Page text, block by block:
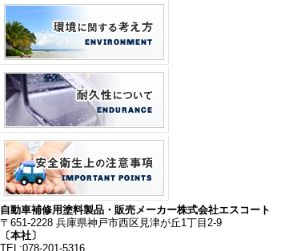
自動車補修用塗料製品・販売メーカー株式会社エスコート
〒651-2228 兵庫県神戸市西区見津が丘1丁目2-9
〔本社〕
TEL:078-201-5316